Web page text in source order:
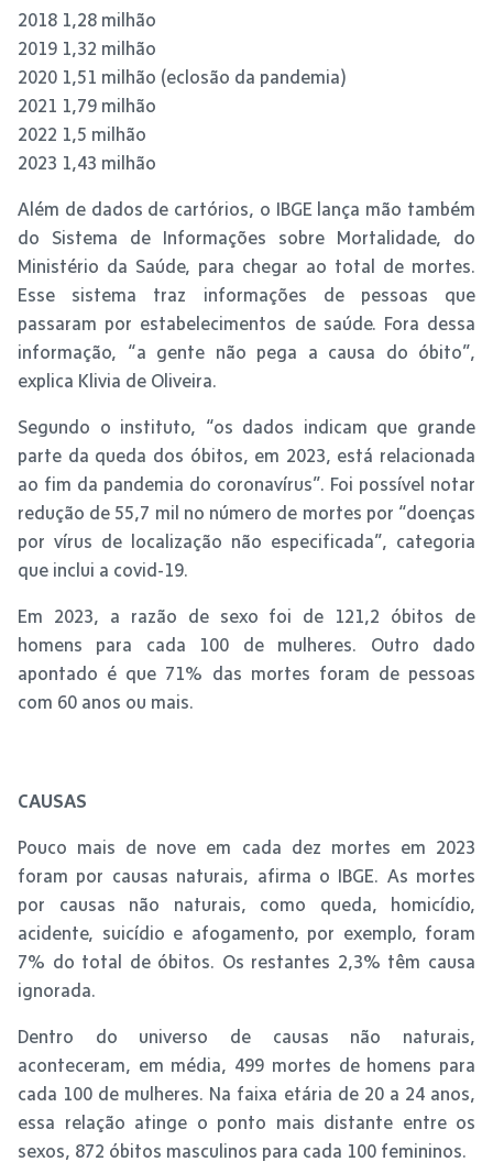
2018 1,28 milhão
2019 1,32 milhão
2020 1,51 milhão (eclosão da pandemia)
2021 1,79 milhão
2022 1,5 milhão
2023 1,43 milhão
Além de dados de cartórios, o IBGE lança mão também
do Sistema de Informações sobre Mortalidade, do
Ministério da Saúde, para chegar ao total de mortes.
Esse sistema traz informações de pessoas que
passaram por estabelecimentos de saúde. Fora dessa
informação, “a gente não pega a causa do óbito”,
explica Klivia de Oliveira.
Segundo o instituto, “os dados indicam que grande
parte da queda dos óbitos, em 2023, está relacionada
ao fim da pandemia do coronavírus”. Foi possível notar
redução de 55,7 mil no número de mortes por “doenças
por vírus de localização não especificada”, categoria
que inclui a covid-19.
Em 2023, a razão de sexo foi de 121,2 óbitos de
homens para cada 100 de mulheres. Outro dado
apontado é que 71% das mortes foram de pessoas
com 60 anos ou mais.
CAUSAS
Pouco mais de nove em cada dez mortes em 2023
foram por causas naturais, afirma o IBGE. As mortes
por causas não naturais, como queda, homicídio,
acidente, suicídio e afogamento, por exemplo, foram
7% do total de óbitos. Os restantes 2,3% têm causa
ignorada.
Dentro do universo de causas não naturais,
aconteceram, em média, 499 mortes de homens para
cada 100 de mulheres. Na faixa etária de 20 a 24 anos,
essa relação atinge o ponto mais distante entre os
sexos, 872 óbitos masculinos para cada 100 femininos.